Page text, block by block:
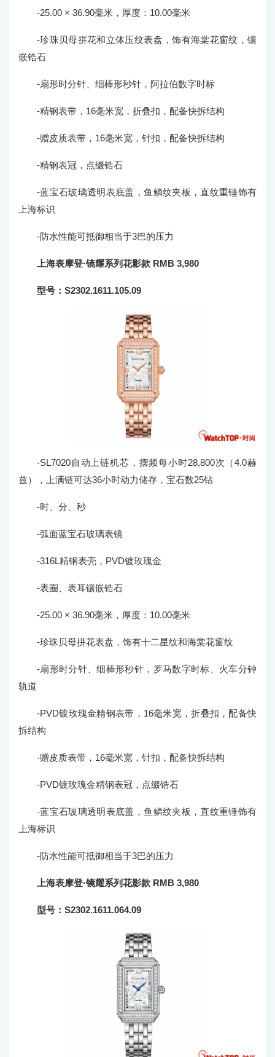
-25.00 × 36.90毫米，厚度：10.00毫米
-珍珠贝母拼花和立体压纹表盘，饰有海棠花窗纹，镶
嵌锆石
-扇形时分针、细棒形秒针，阿拉伯数字时标
-精钢表带，16毫米宽，折叠扣，配备快拆结构
-赠皮质表带，16毫米宽，针扣，配备快拆结构
-精钢表冠，点缀锆石
-蓝宝石玻璃透明表底盖，鱼鳞纹夹板，直纹重锤饰有
上海标识
-防水性能可抵御相当于3巴的压力
上海表摩登·镜耀系列花影款 RMB 3,980
型号：S2302.1611.105.09
-SL7020自动上链机芯，摆频每小时28,800次（4.0赫
兹），上满链可达36小时动力储存，宝石数25钻
-时、分、秒
-弧面蓝宝石玻璃表镜
-316L精钢表壳，PVD镀玫瑰金
-表圈、表耳镶嵌锆石
-25.00 × 36.90毫米，厚度：10.00毫米
-珍珠贝母拼花表盘，饰有十二星纹和海棠花窗纹
-扇形时分针、细棒形秒针，罗马数字时标、火车分钟
轨道
-PVD镀玫瑰金精钢表带，16毫米宽，折叠扣，配备快
拆结构
-赠皮质表带，16毫米宽，针扣，配备快拆结构
-PVD镀玫瑰金精钢表冠，点缀锆石
-蓝宝石玻璃透明表底盖，鱼鳞纹夹板，直纹重锤饰有
上海标识
-防水性能可抵御相当于3巴的压力
上海表摩登·镜耀系列花影款 RMB 3,980
型号：S2302.1611.064.09